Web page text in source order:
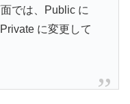
では、Public に
に変更して